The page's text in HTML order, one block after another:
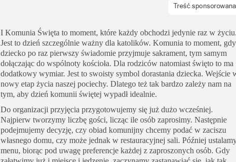
I Komunia Święta to moment, które każdy obchodzi jedynie raz w
Jest to dzień szczególnie ważny dla katolików. Komunia to moment, gdy
dziecko po raz pierwszy świadomie przyjmuje sakrament, tym samym
dołączając do wspólnoty kościoła. Dla rodziców natomiast święto to ma
dodatkowy wymiar. Jest to swoisty symbol dorastania dziecka. Wejście
nowy etap życia naszej pociechy. Dlatego też tak bardzo zależy nam na
tym, aby dzień komunii świętej wypadł idealnie.
Do organizacji przyjęcia przygotowujemy się już dużo wcześniej.
Najpierw tworzymy liczbę gości, licząc ile osób zaprosimy. Następnie
podejmujemy decyzję, czy obiad komunijny chcemy podać w zaciszu
własnego domu, czy może jednak w restauracyjnej sali. Później
menu, biorąc pod uwagę preferencje każdej z zaproszonych osób. Gdy